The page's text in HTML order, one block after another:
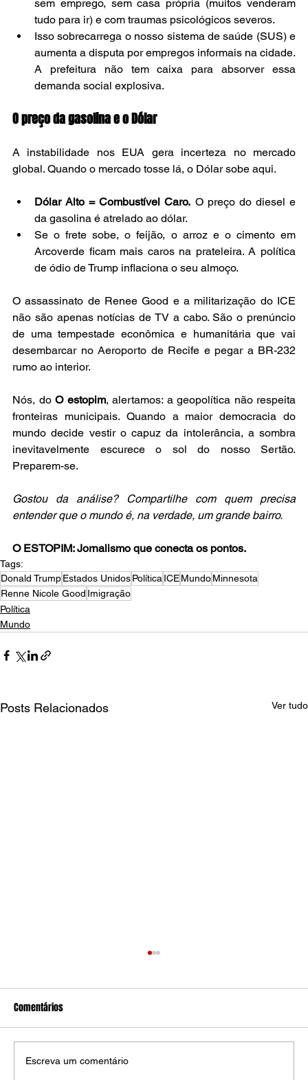
sem emprego, sem casa própria (muitos venderam
tudo para ir) e com traumas psicológicos severos.
Isso sobrecarrega o nosso sistema de saúde (SUS) e
aumenta a disputa por empregos informais na cidade.
A prefeitura não tem caixa para absorver essa
demanda social explosiva.
O preço da gasolina e o Dólar
A instabilidade nos EUA gera incerteza no mercado
global. Quando o mercado tosse lá, o Dólar sobe aqui.
Dólar Alto = Combustível Caro. O preço do diesel e
da gasolina é atrelado ao dólar.
Se o frete sobe, o feijão, o arroz e o cimento em
Arcoverde ficam mais caros na prateleira. A política
de ódio de Trump inflaciona o seu almoço.
O assassinato de Renee Good e a militarização do ICE
não são apenas notícias de TV a cabo. São o prenúncio
de uma tempestade econômica e humanitária que vai
desembarcar no Aeroporto de Recife e pegar a BR-232
rumo ao interior.
Nós, do O estopim, alertamos: a geopolítica não respeita
fronteiras municipais. Quando a maior democracia do
mundo decide vestir o capuz da intolerância, a sombra
inevitavelmente escurece o sol do nosso Sertão.
Preparem-se.
Gostou da análise? Compartilhe com quem precisa
entender que o mundo é, na verdade, um grande bairro.
O ESTOPIM: Jornalismo que conecta os pontos.
Tags:
Donald TrumpEstados UnidosPolíticaICEMundoMinnesota
Renne Nicole Good Imigração
Política
Mundo
Posts Relacionados Ver tudo
Comentários
Escreva um comentário